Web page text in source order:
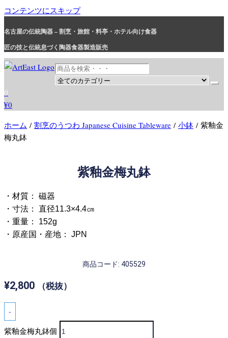
コンテンツにスキップ
名古屋の伝統陶器 – 割烹・旅館・料亭・ホテル向け食器
匠の技と伝統息づく陶器食器製造販売
和食器・洋食器通販｜割烹・旅館・料亭・ホテル等業務用卸販売
業務用から個人用まで、おしゃれでかわいい和食器・洋食器はま
とめ買いがお得です。
0
¥0
ホーム / 割烹のうつわ Japanese Cuisine Tableware / 小鉢 / 紫釉金
梅丸鉢
紫釉金梅丸鉢
・材質： 磁器
・寸法： 直径11.3×4.4㎝
・重量： 152g
・原産国・産地： JPN
商品コード: 405529
¥2,800 （税抜）
-
紫釉金梅丸鉢個